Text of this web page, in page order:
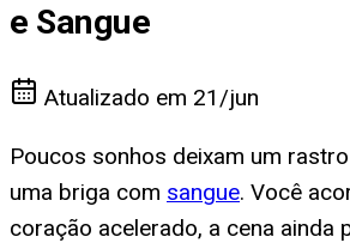
e Sangue
Atualizado em 21/jun
Poucos sonhos deixam um
uma briga com sangue. Você
coração acelerado, a cena ainda